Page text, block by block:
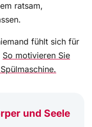
ratsam,
fühlt sich für
So motivieren Sie
und Seele